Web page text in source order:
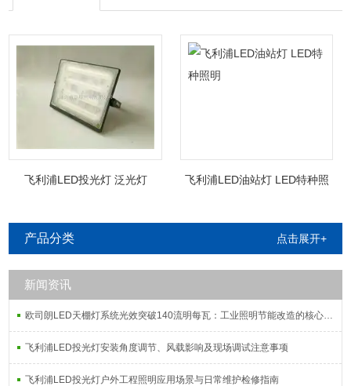
飞利浦LED投光灯 泛光灯
飞利浦LED油站灯 LED特种照
产品分类 点击展开+
新闻资讯
欧司朗LED天棚灯系统光效突破140流明每瓦：工业照明节能改造的核心指标解析
飞利浦LED投光灯安装角度调节、风载影响及现场调试注意事项
飞利浦LED投光灯户外工程照明应用场景与日常维护检修指南